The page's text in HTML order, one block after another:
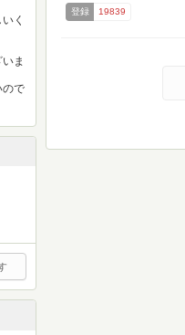
登録 19839
く
ま
ので